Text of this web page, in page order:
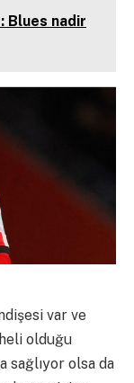
Blues nadir
var ve
olduğu
sağlıyor olsa da